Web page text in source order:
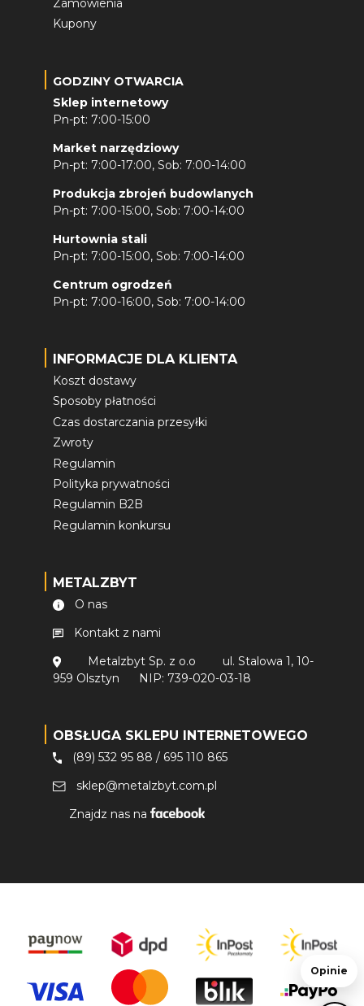
Zamówienia
Kupony
GODZINY OTWARCIA
Sklep internetowy
Pn-pt: 7:00-15:00
Market narzędziowy
Pn-pt: 7:00-17:00, Sob: 7:00-14:00
Produkcja zbrojeń budowlanych
Pn-pt: 7:00-15:00, Sob: 7:00-14:00
Hurtownia stali
Pn-pt: 7:00-15:00, Sob: 7:00-14:00
Centrum ogrodzeń
Pn-pt: 7:00-16:00, Sob: 7:00-14:00
INFORMACJE DLA KLIENTA
Koszt dostawy
Sposoby płatności
Czas dostarczania przesyłki
Zwroty
Regulamin
Polityka prywatności
Regulamin B2B
Regulamin konkursu
METALZBYT
O nas
Kontakt z nami
Metalzbyt Sp. z o.o
ul. Stalowa 1, 10-
959 Olsztyn
NIP: 739-020-03-18
OBSŁUGA SKLEPU INTERNETOWEGO
(89) 532 95 88 / 695 110 865
sklep@metalzbyt.com.pl
Znajdz nas na
Opinie